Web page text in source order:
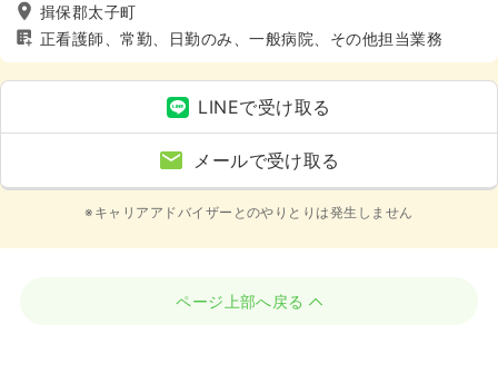
揖保郡太子町
正看護師、常勤、日勤のみ、一般病院、その他担当業務
LINEで受け取る
メールで受け取る
※キャリアアドバイザーとのやりとりは発生しません
ページ上部へ戻る